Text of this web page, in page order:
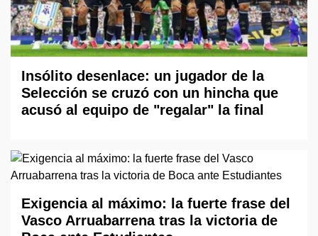
Insólito desenlace: un jugador de la
Selección se cruzó con un hincha que
acusó al equipo de "regalar" la final
Exigencia al máximo: la fuerte frase del
Vasco Arruabarrena tras la victoria de